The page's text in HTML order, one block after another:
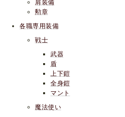
肩装備
勲章
各職専用装備
戦士
武器
盾
上下鎧
全身鎧
マント
魔法使い